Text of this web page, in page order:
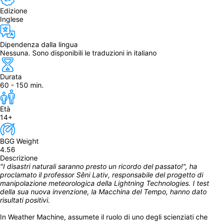
Edizione
Inglese
Dipendenza dalla lingua
Nessuna. Sono disponibili le traduzioni in italiano
Durata
60 - 150 min.
Età
14+
BGG Weight
4.56
Descrizione
"I disastri naturali saranno presto un ricordo del passato!", ha
proclamato il professor Sêni Lativ, responsabile del progetto di
manipolazione meteorologica della Lightning Technologies. I test
della sua nuova invenzione, la Macchina del Tempo, hanno dato
risultati positivi.
In Weather Machine, assumete il ruolo di uno degli scienziati che